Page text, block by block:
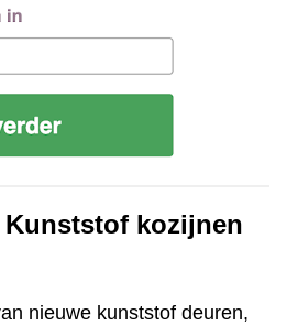
Kunststof kozijnen
nieuwe kunststof deuren,